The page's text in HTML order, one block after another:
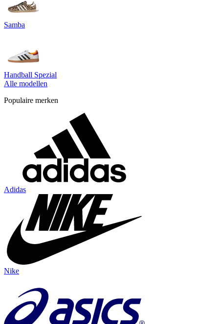
Samba
Handball Spezial
Alle modellen
Populaire merken
Adidas
Nike